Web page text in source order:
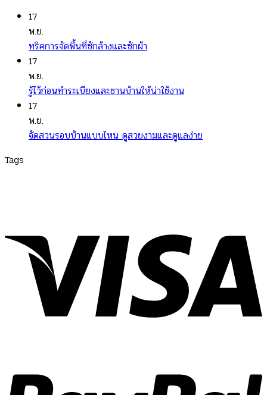
17
พ.ย.
ทริคการจัดพื้นที่ซักล้างและซักผ้า
17
พ.ย.
รู้ไว้ก่อนทำระเบียงและชานบ้านให้น่าใช้งาน
17
พ.ย.
จัดสวนรอบบ้านแบบไหน ดูสวยงามและดูแลง่าย
Tags